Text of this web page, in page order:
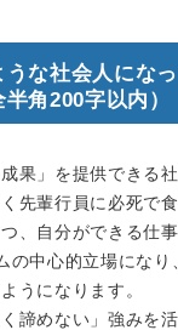
うな社会人にな
角200字以内）
果」を提供できる
先輩行員に必死で食
、自分ができる仕
の中心的立場になり
うになります。
諦めない」強みを